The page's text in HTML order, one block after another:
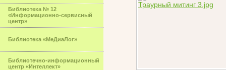
Библиотека № 12
«Информационно-сервисный
центр»
Библиотека «МеДиаЛог»
Библиотечно-информационный
центр «Интеллект»